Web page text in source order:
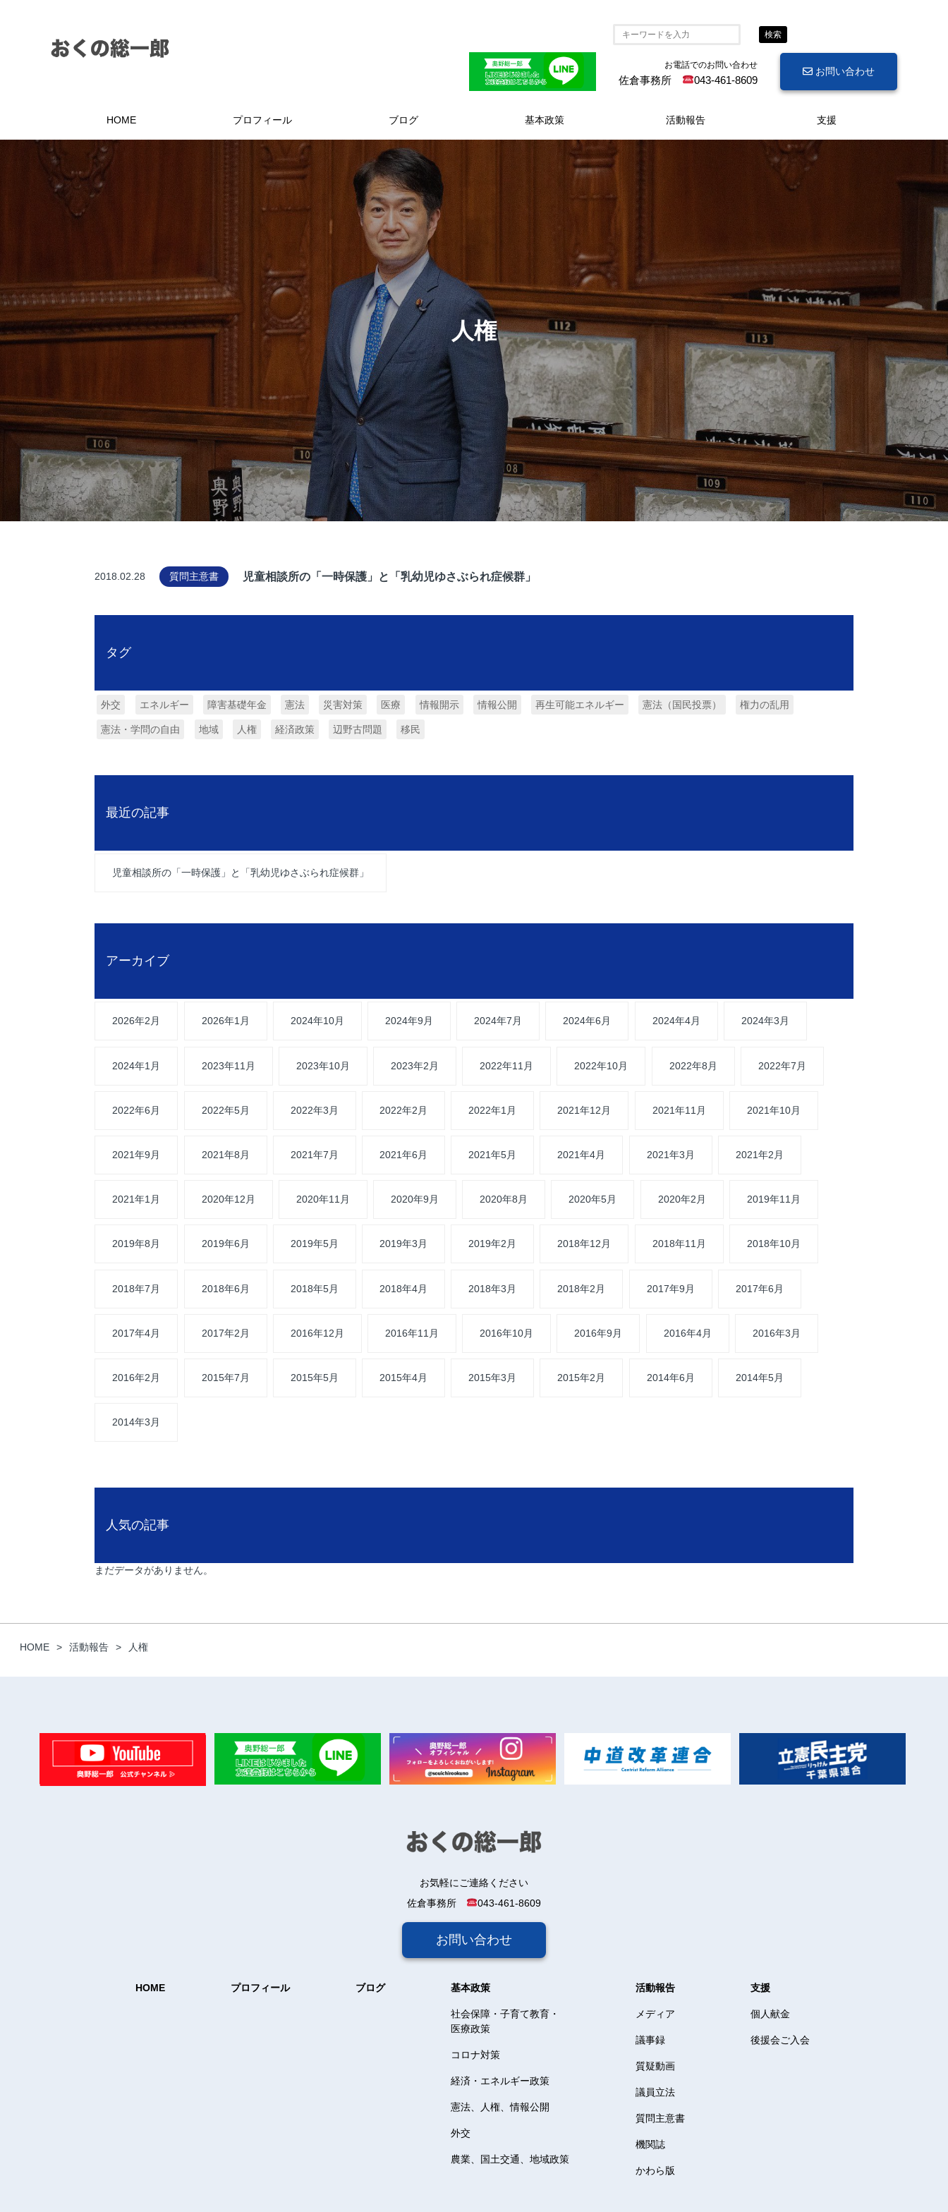
検索
お電話でのお問い合わせ
佐倉事務所 043-461-8609
お問い合わせ
HOME プロフィール ブログ 基本政策 活動報告 支援
人権
2018.02.28 質問主意書 児童相談所の「一時保護」と「乳幼児ゆさぶられ症候群」
タグ
外交 エネルギー 障害基礎年金 憲法 災害対策 医療 情報開示 情報公開 再生可能エネルギー 憲法（国民投票） 権力の乱用
憲法・学問の自由 地域 人権 経済政策 辺野古問題 移民
最近の記事
児童相談所の「一時保護」と「乳幼児ゆさぶられ症候群」
アーカイブ
2026年2月 2026年1月 2024年10月 2024年9月 2024年7月 2024年6月 2024年4月 2024年3月
2024年1月 2023年11月 2023年10月 2023年2月 2022年11月 2022年10月 2022年8月 2022年7月
2022年6月 2022年5月 2022年3月 2022年2月 2022年1月 2021年12月 2021年11月 2021年10月
2021年9月 2021年8月 2021年7月 2021年6月 2021年5月 2021年4月 2021年3月 2021年2月
2021年1月 2020年12月 2020年11月 2020年9月 2020年8月 2020年5月 2020年2月 2019年11月
2019年8月 2019年6月 2019年5月 2019年3月 2019年2月 2018年12月 2018年11月 2018年10月
2018年7月 2018年6月 2018年5月 2018年4月 2018年3月 2018年2月 2017年9月 2017年6月
2017年4月 2017年2月 2016年12月 2016年11月 2016年10月 2016年9月 2016年4月 2016年3月
2016年2月 2015年7月 2015年5月 2015年4月 2015年3月 2015年2月 2014年6月 2014年5月
2014年3月
人気の記事
まだデータがありません。
HOME 活動報告 人権
お気軽にご連絡ください
佐倉事務所
043-461-8609
お問い合わせ
HOME プロフィール ブログ 基本政策
社会保障・子育て教育・
医療政策
コロナ対策
経済・エネルギー政策
憲法、人権、情報公開
外交
農業、国土交通、地域政策
活動報告
メディア
議事録
質疑動画
議員立法
質問主意書
機関誌
かわら版
支援
個人献金
後援会ご入会